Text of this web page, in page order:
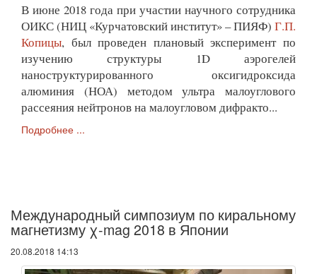
В июне 2018 года при участии научного сотрудника
ОИКС (НИЦ «Курчатовский институт» – ПИЯФ) Г.П.
Копицы, был проведен плановый эксперимент по
изучению структуры 1D аэрогелей
наноструктурированного оксигидроксида
алюминия (НОА) методом ультра малоуглового
рассеяния нейтронов на малоугловом дифракто...
Подробнее ...
Международный симпозиум по киральному
магнетизму χ-mag 2018 в Японии
20.08.2018 14:13